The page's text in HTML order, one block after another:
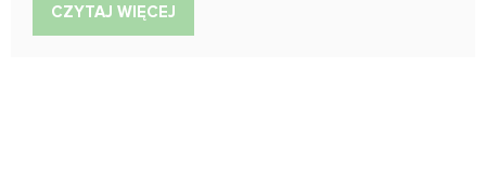
CZYTAJ WIĘCEJ